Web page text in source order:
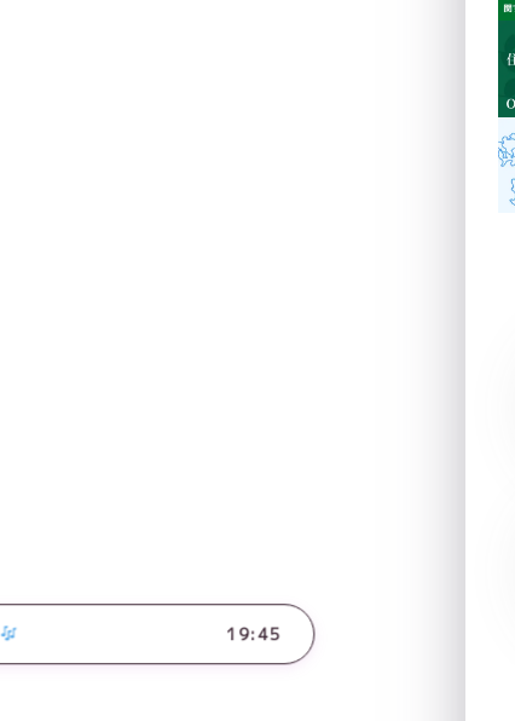
19:45